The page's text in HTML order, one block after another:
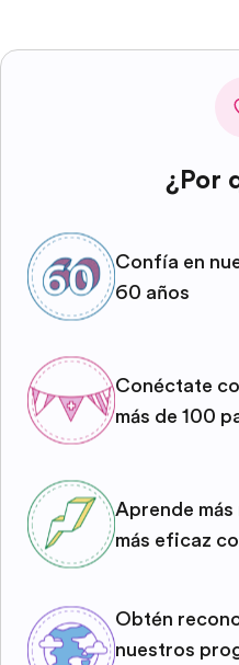
¿Por
Confía en
60 años
Conéctate
más de 100
Aprende
más eficaz
Obtén
nuestros